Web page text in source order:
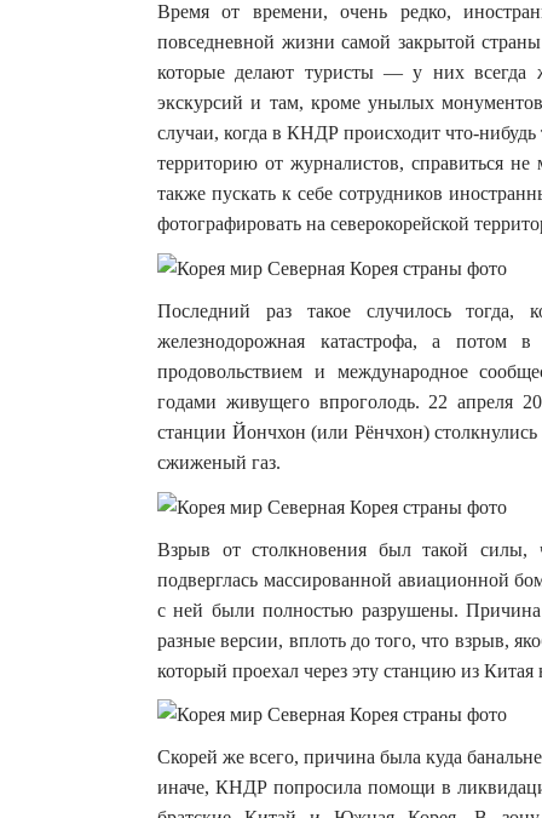
Время от времени, очень редко,
повседневной жизни самой закрытой
которые делают туристы — у них всегда
экскурсий и там, кроме унылых
случаи, когда в КНДР происходит что-
территорию от журналистов, справиться
также пускать к себе сотрудников
фотографировать на северокорейской
Последний раз такое случилось тогда,
железнодорожная катастрофа, а потом
продовольствием и международное
годами живущего впроголодь. 22 апреля
станции Йончхон (или Рёнчхон)
сжиженый газ.
Взрыв от столкновения был такой силы,
подверглась массированной авиационной
с ней были полностью разрушены.
разные версии, вплоть до того, что взрыв,
который проехал через эту станцию из Китая
Скорей же всего, причина была куда
иначе, КНДР попросила помощи в